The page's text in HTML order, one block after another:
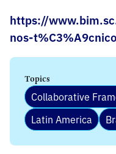
https://
nos-
Topics
Collaborative
Latin America